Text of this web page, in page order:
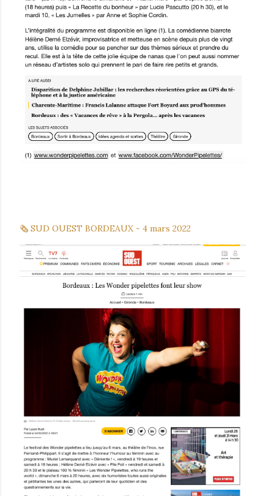
🗞 SUD OUEST BORDEAUX - 4 mars 2022